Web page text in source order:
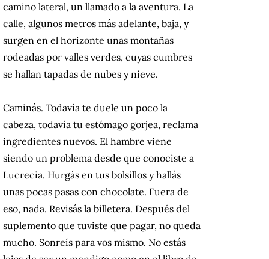
camino lateral, un llamado a la aventura. La
calle, algunos metros más adelante, baja, y
surgen en el horizonte unas montañas
rodeadas por valles verdes, cuyas cumbres
se hallan tapadas de nubes y nieve.
Caminás. Todavía te duele un poco la
cabeza, todavía tu estómago gorjea, reclama
ingredientes nuevos. El hambre viene
siendo un problema desde que conociste a
Lucrecia. Hurgás en tus bolsillos y hallás
unas pocas pasas con chocolate. Fuera de
eso, nada. Revisás la billetera. Después del
suplemento que tuviste que pagar, no queda
mucho. Sonreís para vos mismo. No estás